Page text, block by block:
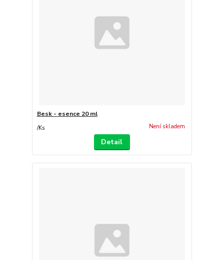
Besk - esence 20 ml
/Ks Není skladem
Detail